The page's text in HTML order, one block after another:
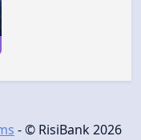
- © RisiBank 2026